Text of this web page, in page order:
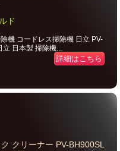
ド
機 コードレス掃除機 日立 PV-
立 日本製 掃除機...
詳細はこちら
クリーナー PV-BH900SL